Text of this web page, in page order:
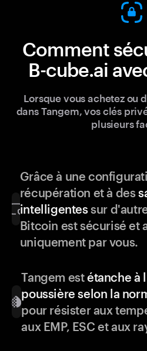
Comment
B-cube.ai
Lorsque vous achetez ou
dans Tangem, vos clés
plusieurs
Grâce à une
récupération et à des
intelligentessur
Bitcoin est sécurisé et
uniquement par vous.
Tangem estétanche à
poussière selon la
pour résister aux
aux EMP, ESC et aux